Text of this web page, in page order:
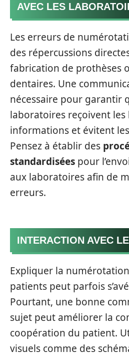
AVEC LES
Les erreurs de
des répercussions
fabrication de prothèses
dentaires. Une
nécessaire pour garantir
laboratoires reçoivent les
informations et évitent
Pensez à établir des
standardisées pour
aux laboratoires afin de
erreurs.
INTERACTION AVEC
Expliquer la
patients peut parfois
Pourtant, une bonne
sujet peut améliorer la
coopération du patient.
visuels comme des